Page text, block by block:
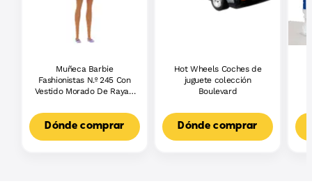
Muñeca Barbie
Fashionistas N.º 245 Con
Vestido Morado De Rayas,
Con Accesorios
Dónde comprar
Hot Wheels Coches de
juguete colección
Boulevard
Dónde comprar